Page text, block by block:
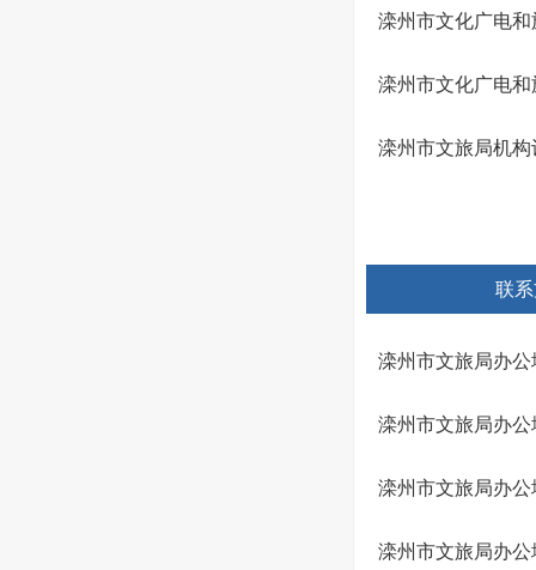
滦州市文化广电
滦州市文化广电
滦州市文旅局机
联
滦州市文旅局办
滦州市文旅局办
滦州市文旅局办
滦州市文旅局办